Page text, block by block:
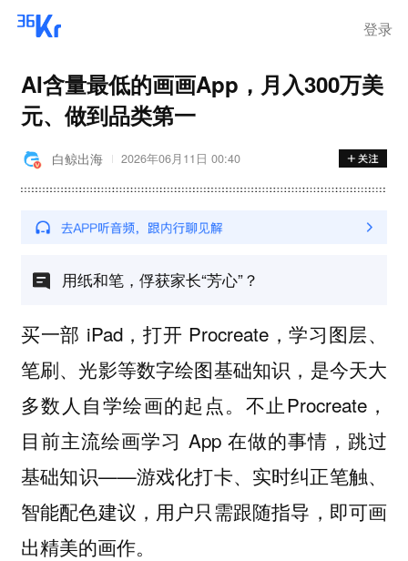
登录
AI含量最低的画画App，月入300万美
元、做到品类第一
白鲸出海 2026年06月11日 00:40
用纸和笔，俘获家长“芳心”？
买一部 iPad，打开 Procreate，学习图层、
笔刷、光影等数字绘图基础知识，是今天大
多数人自学绘画的起点。不止Procreate，
目前主流绘画学习 App 在做的事情，跳过
基础知识——游戏化打卡、实时纠正笔触、
智能配色建议，用户只需跟随指导，即可画
出精美的画作。